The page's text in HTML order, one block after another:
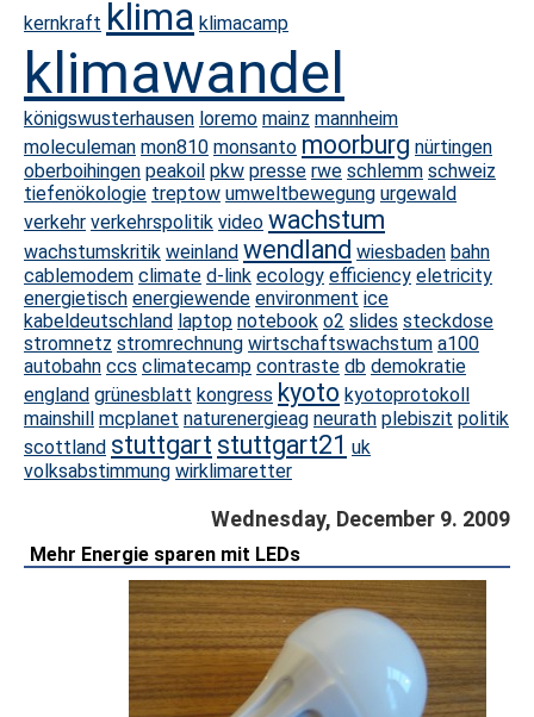
kernkraft klima klimacamp
klimawandel
königswusterhausen loremo mainz mannheim
moleculeman mon810 monsanto moorburg nürtingen
oberboihingen peakoil pkw presse rwe schlemm schweiz
tiefenökologie treptow umweltbewegung urgewald
verkehr verkehrspolitik video wachstum
wachstumskritik weinland wendland wiesbaden bahn
cablemodem climate d-link ecology efficiency eletricity
energietisch energiewende environment ice
kabeldeutschland laptop notebook o2 slides steckdose
stromnetz stromrechnung wirtschaftswachstum a100
autobahn ccs climatecamp contraste db demokratie
england grünesblatt kongress kyoto kyotoprotokoll
mainshill mcplanet naturenergieag neurath plebiszit politik
scottland stuttgart stuttgart21 uk
volksabstimmung wirklimaretter
Wednesday, December 9. 2009
Mehr Energie sparen mit LEDs